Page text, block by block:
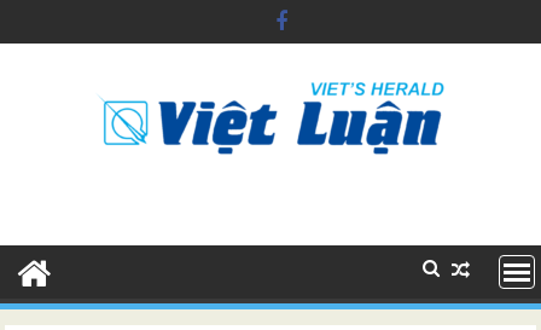
to